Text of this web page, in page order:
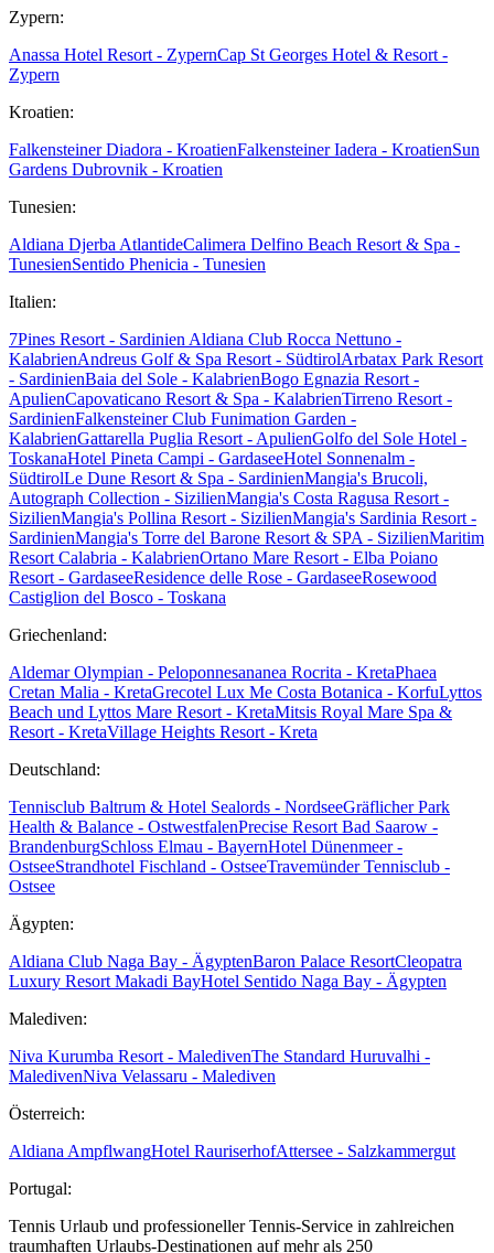
Zypern:
Anassa Hotel Resort - ZypernCap St Georges Hotel & Resort -
Zypern
Kroatien:
Falkensteiner Diadora - KroatienFalkensteiner Iadera - KroatienSun
Gardens Dubrovnik - Kroatien
Tunesien:
Aldiana Djerba AtlantideCalimera Delfino Beach Resort & Spa -
TunesienSentido Phenicia - Tunesien
Italien:
7Pines Resort - SardinienAldiana Club Rocca Nettuno -
KalabrienAndreus Golf & Spa Resort - SüdtirolArbatax Park Resort
- SardinienBaia del Sole - KalabrienBogo Egnazia Resort -
ApulienCapovaticano Resort & Spa - KalabrienTirreno Resort -
SardinienFalkensteiner Club Funimation Garden -
KalabrienGattarella Puglia Resort - ApulienGolfo del Sole Hotel -
ToskanaHotel Pineta Campi - GardaseeHotel Sonnenalm -
SüdtirolLe Dune Resort & Spa - SardinienMangia's Brucoli,
Autograph Collection - SizilienMangia's Costa Ragusa Resort -
SizilienMangia's Pollina Resort - SizilienMangia's Sardinia Resort -
SardinienMangia's Torre del Barone Resort & SPA - SizilienMaritim
Resort Calabria - KalabrienOrtano Mare Resort - Elba Poiano
Resort - GardaseeResidence delle Rose - GardaseeRosewood
Castiglion del Bosco - Toskana
Griechenland:
Aldemar Olympian - Peloponnesananea Rocrita - KretaPhaea
Cretan Malia - KretaGrecotel Lux Me Costa Botanica - KorfuLyttos
Beach und Lyttos Mare Resort - KretaMitsis Royal Mare Spa &
Resort - KretaVillage Heights Resort - Kreta
Deutschland:
Tennisclub Baltrum & Hotel Sealords - NordseeGräflicher Park
Health & Balance - OstwestfalenPrecise Resort Bad Saarow -
BrandenburgSchloss Elmau - BayernHotel Dünenmeer -
OstseeStrandhotel Fischland - OstseeTravemünder Tennisclub -
Ostsee
Ägypten:
Aldiana Club Naga Bay - ÄgyptenBaron Palace ResortCleopatra
Luxury Resort Makadi BayHotel Sentido Naga Bay - Ägypten
Malediven:
Niva Kurumba Resort - MaledivenThe Standard Huruvalhi -
MaledivenNiva Velassaru - Malediven
Österreich:
Aldiana AmpflwangHotel RauriserhofAttersee - Salzkammergut
Portugal:
Tennis Urlaub und professioneller Tennis-Service in zahlreichen
traumhaften Urlaubs-Destinationen auf mehr als 250